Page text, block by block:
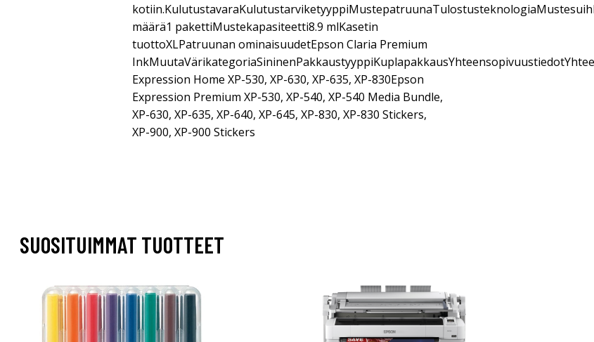
määrä1 pakettiMustekapasiteetti8.9 mlKasetin
tuottoXLPatruunan ominaisuudetEpson Claria Premium
Expression Home XP-530, XP-630, XP-635, XP-830Epson
Expression Premium XP-530, XP-540, XP-540 Media Bundle,
XP-630, XP-635, XP-640, XP-645, XP-830, XP-830 Stickers,
XP-900, XP-900 Stickers
SUOSITUIMMAT TUOTTEET